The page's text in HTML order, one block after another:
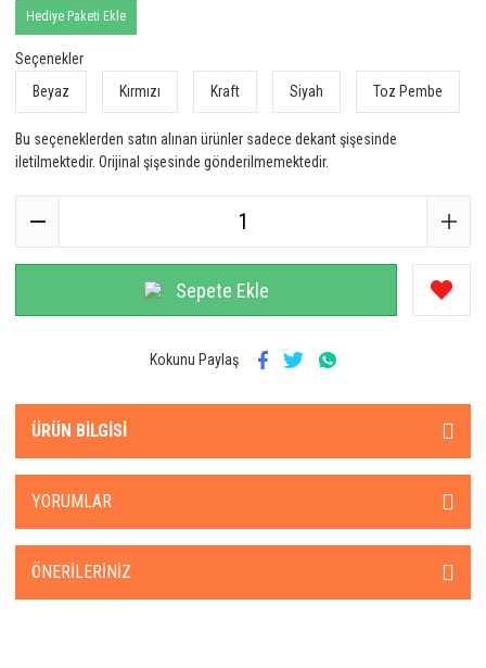
Hediye Paketi Ekle
Seçenekler
Beyaz
Kırmızı Kraft Siyah Toz Pembe
Bu seçeneklerden satın alınan ürünler sadece dekant şişesinde
iletilmektedir. Orijinal şişesinde gönderilmemektedir.
Sepete Ekle
Kokunu Paylaş
ÜRÜN BILGISI
YORUMLAR
ÖNERILERINIZ